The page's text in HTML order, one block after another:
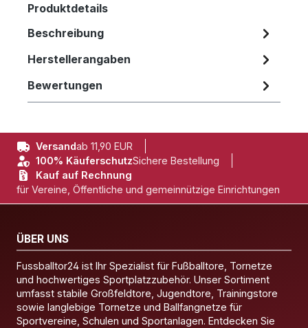
Produktdetails
Beschreibung
Herstellerangaben
Bewertungen
Versandab 11,90 EUR
100% KäuferschutzSichere Bestellung
Kauf auf Rechnung
für Vereine, Öffentliche und gemeinnützige Einrichtungen
ÜBER UNS
Fussballtor24 ist Ihr Spezialist für Fußballtore, Tornetze
und hochwertiges Sportplatzzubehör. Unser Sortiment
umfasst stabile Großfeldtore, Jugendtore, Trainingstore
sowie langlebige Tornetze und Ballfangnetze für
Sportvereine, Schulen und Sportanlagen. Entdecken Sie